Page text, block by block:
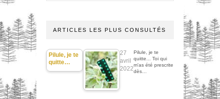
ARTICLES LES PLUS CONSULTÉS
Pilule, je te
quitte…
27
avril
2022
Pilule, je te
quitte... Toi qui
m'as été prescrite
dès…